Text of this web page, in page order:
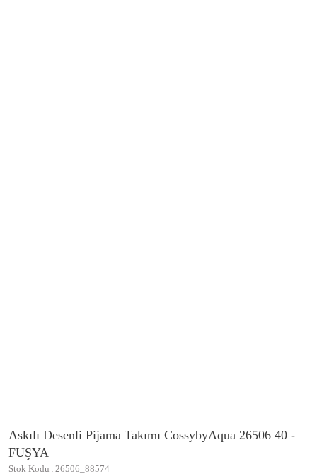
Askılı Desenli Pijama Takımı CossybyAqua 26506 40 -
FUŞYA
Stok Kodu 26506_88574